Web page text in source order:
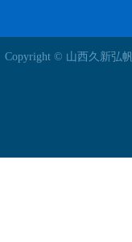
Copyright © 山西久新弘